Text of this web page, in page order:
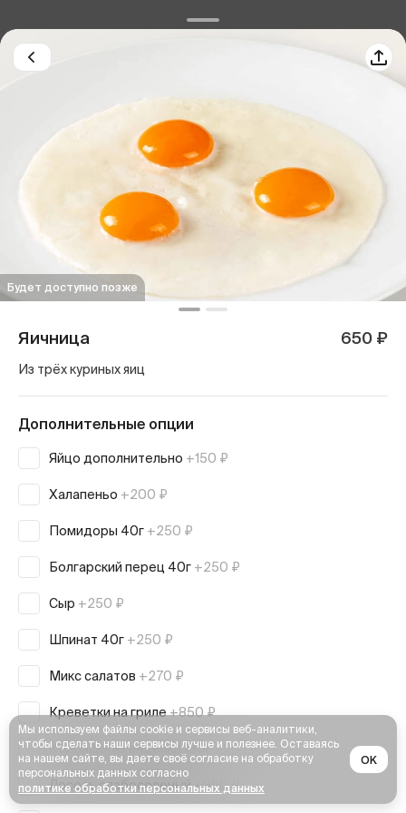
Будет доступно позже
Яичница 650 ₽
Из трёх куриных яиц
Дополнительные опции
Яйцо дополнительно +150 ₽
Халапеньо +200 ₽
Помидоры 40г +250 ₽
Болгарский перец 40г +250 ₽
Сыр +250 ₽
Шпинат 40г +250 ₽
Микс салатов +270 ₽
Креветки на гриле+850 ₽
Колбаски из индейки 150г+990 ₽
Лосось слабосолёный+850 ₽
Мы используем файлы cookie и сервисы веб-аналитики,
чтобы сделать наши сервисы лучше и полезнее. Оставаясь
на нашем сайте, вы даете своё согласие на обработку
персональных данных согласно
политике обработки персональных данных
OK